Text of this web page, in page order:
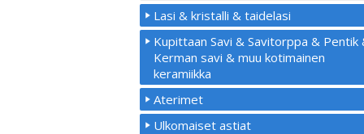
Lasi & kristalli & taidelasi
Kupittaan Savi & Savitorppa & Pentik
Kerman savi & muu kotimainen
keramiikka
Aterimet
Ulkomaiset astiat